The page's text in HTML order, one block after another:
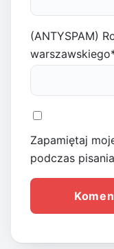
(ANTYSPAM)
warszawskiego
Zapamiętaj
podczas